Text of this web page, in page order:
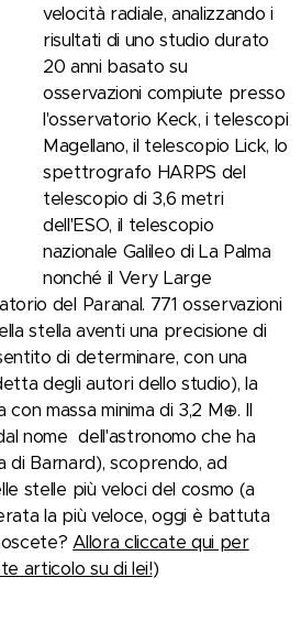
velocità radiale, analizzando i
risultati di uno studio durato
20 anni basato su
osservazioni compiute presso
l'osservatorio Keck, i telescopi
Magellano, il telescopio Lick, lo
spettrografo HARPS del
telescopio di 3,6 metri
dell'ESO, il telescopio
nazionale Galileo di La Palma
nonché il Very Large
del Paranal. 771 osservazioni
stella aventi una precisione di
di determinare, con una
degli autori dello studio), la
massa minima di 3,2 M⊕. Il
nome dell'astronomo che ha
di Barnard), scoprendo, ad
stelle più veloci del cosmo (a
la più veloce, oggi è battuta
Allora cliccate qui per
articolo su di lei!)